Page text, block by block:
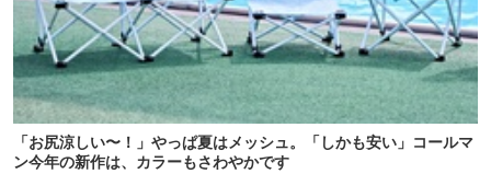
「お尻涼しい〜！」やっぱ夏はメッシュ。「しかも安い」コールマ
ン今年の新作は、カラーもさわやかです